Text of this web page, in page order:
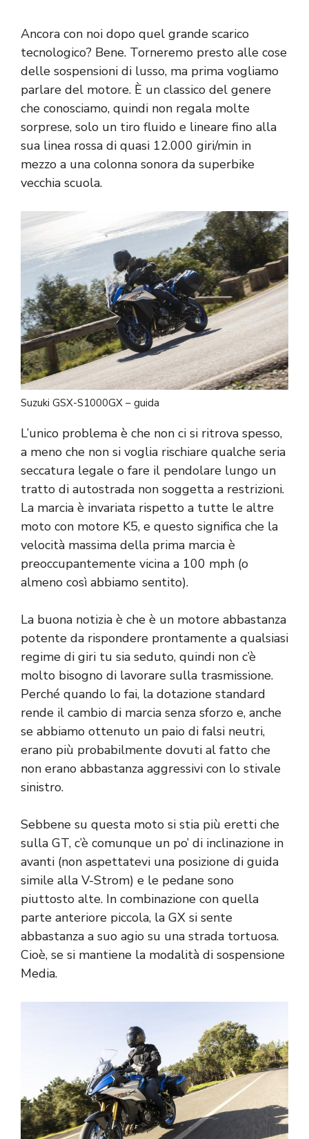
Ancora con noi dopo quel grande scarico
tecnologico? Bene. Torneremo presto alle cose
delle sospensioni di lusso, ma prima vogliamo
parlare del motore. È un classico del genere
che conosciamo, quindi non regala molte
sorprese, solo un tiro fluido e lineare fino alla
sua linea rossa di quasi 12.000 giri/min in
mezzo a una colonna sonora da superbike
vecchia scuola.
Suzuki GSX-S1000GX – guida
L’unico problema è che non ci si ritrova spesso,
a meno che non si voglia rischiare qualche seria
seccatura legale o fare il pendolare lungo un
tratto di autostrada non soggetta a restrizioni.
La marcia è invariata rispetto a tutte le altre
moto con motore K5, e questo significa che la
velocità massima della prima marcia è
preoccupantemente vicina a 100 mph (o
almeno così abbiamo sentito).
La buona notizia è che è un motore abbastanza
potente da rispondere prontamente a qualsiasi
regime di giri tu sia seduto, quindi non c’è
molto bisogno di lavorare sulla trasmissione.
Perché quando lo fai, la dotazione standard
rende il cambio di marcia senza sforzo e, anche
se abbiamo ottenuto un paio di falsi neutri,
erano più probabilmente dovuti al fatto che
non erano abbastanza aggressivi con lo stivale
sinistro.
Sebbene su questa moto si stia più eretti che
sulla GT, c’è comunque un po’ di inclinazione in
avanti (non aspettatevi una posizione di guida
simile alla V-Strom) e le pedane sono
piuttosto alte. In combinazione con quella
parte anteriore piccola, la GX si sente
abbastanza a suo agio su una strada tortuosa.
Cioè, se si mantiene la modalità di sospensione
Media.